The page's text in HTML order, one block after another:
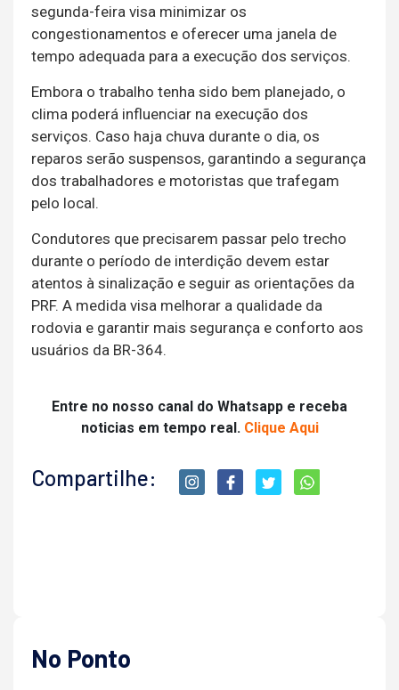
segunda-feira visa minimizar os
congestionamentos e oferecer uma janela de
tempo adequada para a execução dos serviços.
Embora o trabalho tenha sido bem planejado, o
clima poderá influenciar na execução dos
serviços. Caso haja chuva durante o dia, os
reparos serão suspensos, garantindo a segurança
dos trabalhadores e motoristas que trafegam
pelo local.
Condutores que precisarem passar pelo trecho
durante o período de interdição devem estar
atentos à sinalização e seguir as orientações da
PRF. A medida visa melhorar a qualidade da
rodovia e garantir mais segurança e conforto aos
usuários da BR-364.
Entre no nosso canal do Whatsapp e receba
noticias em tempo real. Clique Aqui
Compartilhe:
No Ponto